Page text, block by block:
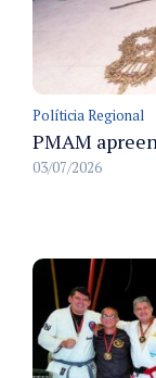
Políticia Regional
03/07/2026